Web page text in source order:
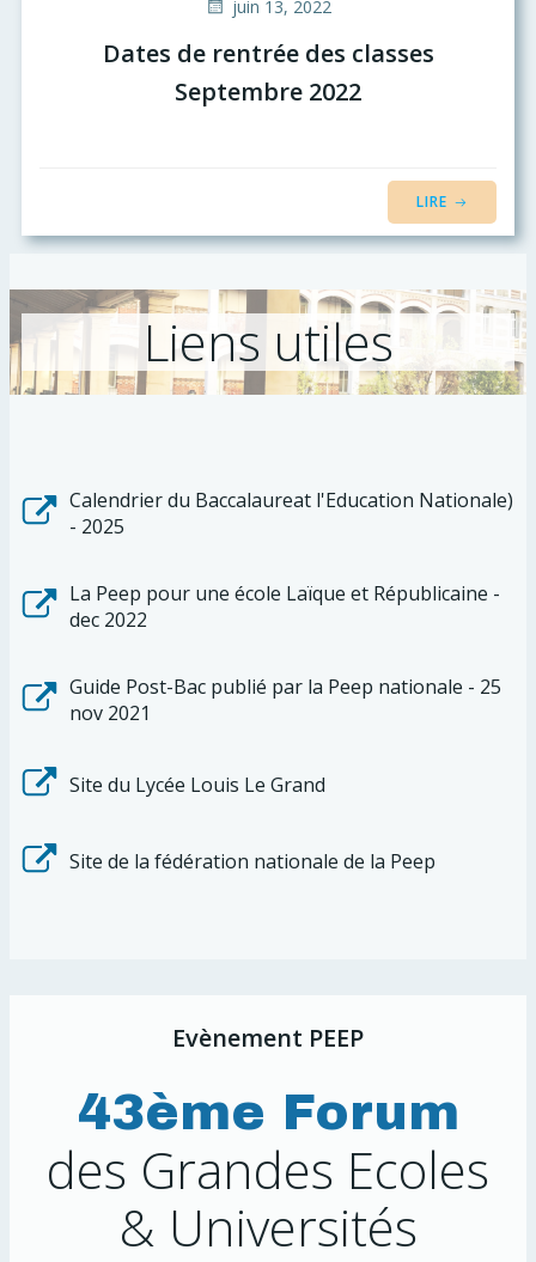
juin 13, 2022
Dates de rentrée des classes
Septembre 2022
LIRE
Liens utiles
Calendrier du Baccalaureat l'Education Nationale)
- 2025
La Peep pour une école Laïque et Républicaine -
dec 2022
Guide Post-Bac publié par la Peep nationale - 25
nov 2021
Site du Lycée Louis Le Grand
Site de la fédération nationale de la Peep
Evènement PEEP
43ème Forum
des Grandes Ecoles
& Universités